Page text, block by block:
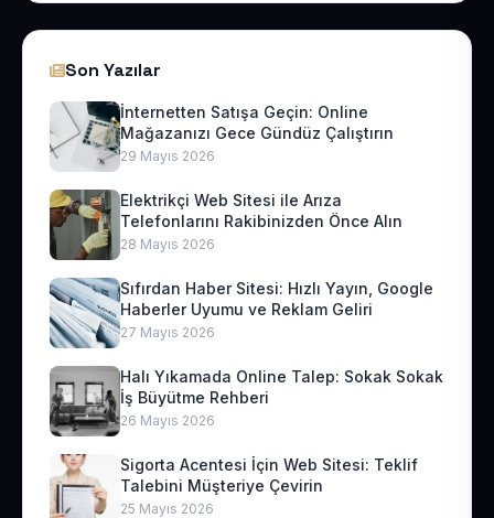
Son Yazılar
İnternetten Satışa Geçin: Online
Mağazanızı Gece Gündüz Çalıştırın
29 Mayıs 2026
Elektrikçi Web Sitesi ile Arıza
Telefonlarını Rakibinizden Önce Alın
28 Mayıs 2026
Sıfırdan Haber Sitesi: Hızlı Yayın, Google
Haberler Uyumu ve Reklam Geliri
27 Mayıs 2026
Halı Yıkamada Online Talep: Sokak Sokak
İş Büyütme Rehberi
26 Mayıs 2026
Sigorta Acentesi İçin Web Sitesi: Teklif
Talebini Müşteriye Çevirin
25 Mayıs 2026